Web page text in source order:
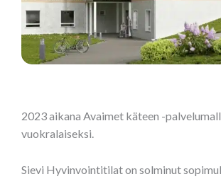
2023 aikana Avaimet käteen -
vuokralaiseksi.
Sievi Hyvinvointitilat on solminut